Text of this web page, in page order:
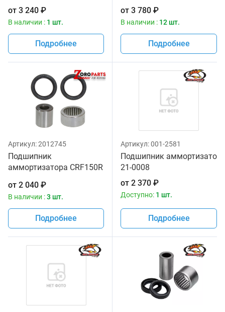
от 3 240 ₽
В наличии : 1 шт.
Подробнее
от 3 780 ₽
В наличии : 12 шт.
Подробнее
Артикул:2012745
Подшипник
аммортизатора CRF150R
от 2 040 ₽
В наличии :3 шт.
Подробнее
Артикул:001-2581
Подшипник
21-0008
от 2 370 ₽
Доступно: 1 шт.
Подробнее